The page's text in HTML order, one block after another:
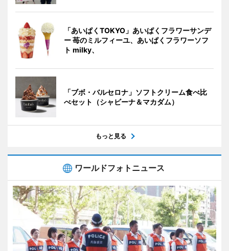
「あいぱくTOKYO」あいぱくフラワーサンデ
ー 苺のミルフィーユ、あいぱくフラワーソフ
ト milky、
「ブボ・バルセロナ」ソフトクリーム食べ比
べセット（シャビーナ＆マカダム）
もっと見る
ワールドフォトニュース